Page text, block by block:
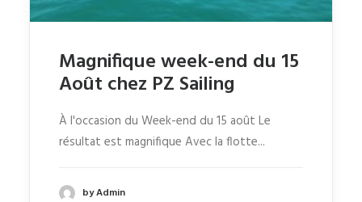
Magnifique week-end du 15
Août chez PZ Sailing
À l'occasion du Week-end du 15 août Le
résultat est magnifique Avec la flotte...
by Admin